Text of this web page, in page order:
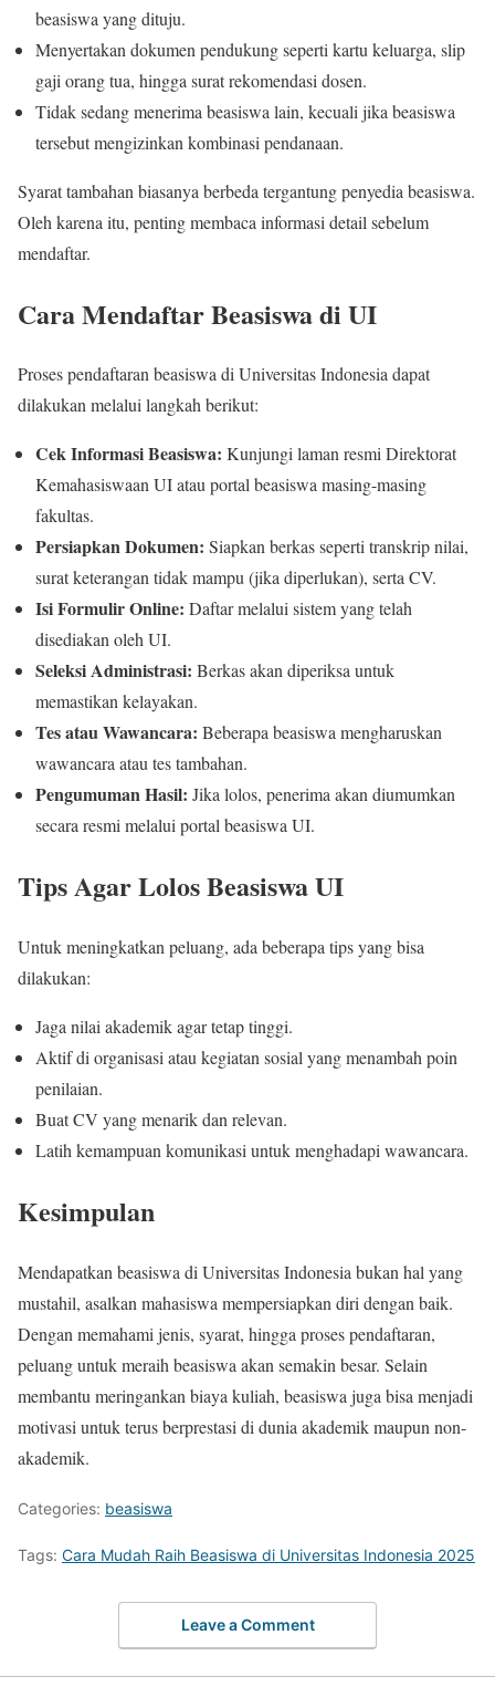
beasiswa yang dituju.
Menyertakan dokumen pendukung seperti kartu keluarga, slip
gaji orang tua, hingga surat rekomendasi dosen.
Tidak sedang menerima beasiswa lain, kecuali jika beasiswa
tersebut mengizinkan kombinasi pendanaan.
Syarat tambahan biasanya berbeda tergantung penyedia beasiswa.
Oleh karena itu, penting membaca informasi detail sebelum
mendaftar.
Cara Mendaftar Beasiswa di UI
Proses pendaftaran beasiswa di Universitas Indonesia dapat
dilakukan melalui langkah berikut:
Cek Informasi Beasiswa: Kunjungi laman resmi Direktorat
Kemahasiswaan UI atau portal beasiswa masing-masing
fakultas.
Persiapkan Dokumen: Siapkan berkas seperti transkrip nilai,
surat keterangan tidak mampu (jika diperlukan), serta CV.
Isi Formulir Online: Daftar melalui sistem yang telah
disediakan oleh UI.
Seleksi Administrasi: Berkas akan diperiksa untuk
memastikan kelayakan.
Tes atau Wawancara: Beberapa beasiswa mengharuskan
wawancara atau tes tambahan.
Pengumuman Hasil: Jika lolos, penerima akan diumumkan
secara resmi melalui portal beasiswa UI.
Tips Agar Lolos Beasiswa UI
Untuk meningkatkan peluang, ada beberapa tips yang bisa
dilakukan:
Jaga nilai akademik agar tetap tinggi.
Aktif di organisasi atau kegiatan sosial yang menambah poin
penilaian.
Buat CV yang menarik dan relevan.
Latih kemampuan komunikasi untuk menghadapi wawancara.
Kesimpulan
Mendapatkan beasiswa di Universitas Indonesia bukan hal yang
mustahil, asalkan mahasiswa mempersiapkan diri dengan baik.
Dengan memahami jenis, syarat, hingga proses pendaftaran,
peluang untuk meraih beasiswa akan semakin besar. Selain
membantu meringankan biaya kuliah, beasiswa juga bisa menjadi
motivasi untuk terus berprestasi di dunia akademik maupun non-
akademik.
Categories: beasiswa
Tags: Cara Mudah Raih Beasiswa di Universitas Indonesia 2025
Leave a Comment